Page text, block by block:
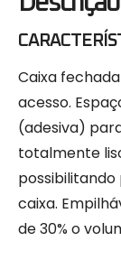
Caixa
acesso.
(adesiva)
totalmente
caixa.
de 30% o